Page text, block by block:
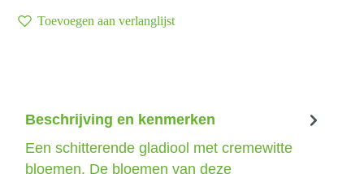
Toevoegen aan verlanglijst
Beschrijving en kenmerken
Een schitterende gladiool met cremewitte
bloemen. De bloemen van deze